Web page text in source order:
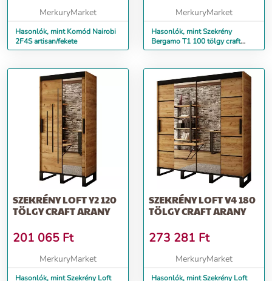
MerkuryMarket
Hasonlók, mint Komód Nairobi
2F4S artisan/fekete
MerkuryMarket
Hasonlók, mint Szekrény
Bergamo T1 100 tölgy craft
arany/fekete/Tükör
SZEKRÉNY LOFT Y2 120
TÖLGY CRAFT ARANY
201 065 Ft
MerkuryMarket
Hasonlók, mint Szekrény Loft
SZEKRÉNY LOFT V4 180
TÖLGY CRAFT ARANY
273 281 Ft
MerkuryMarket
Hasonlók, mint Szekrény Loft